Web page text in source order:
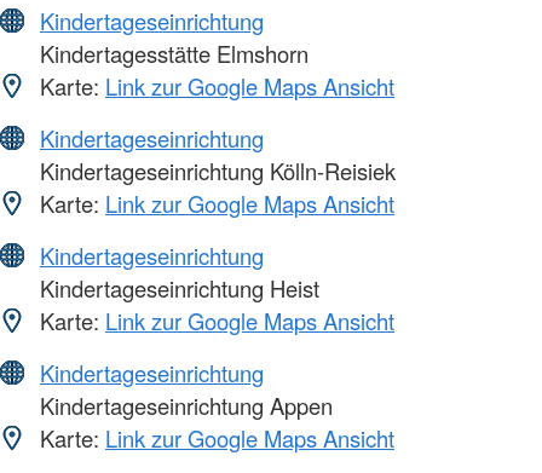
Kindertageseinrichtung
Kindertagesstätte Elmshorn
Karte: Link zur Google Maps Ansicht
Kindertageseinrichtung
Kindertageseinrichtung Kölln-Reisiek
Karte: Link zur Google Maps Ansicht
Kindertageseinrichtung
Kindertageseinrichtung Heist
Karte: Link zur Google Maps Ansicht
Kindertageseinrichtung
Kindertageseinrichtung Appen
Karte: Link zur Google Maps Ansicht